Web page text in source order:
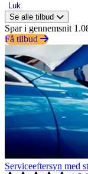
Luk
Se alle tilbud
Spar i gennemsnit
Få tilbud
Serviceeftersyn med